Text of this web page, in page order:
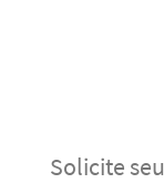
Solicite